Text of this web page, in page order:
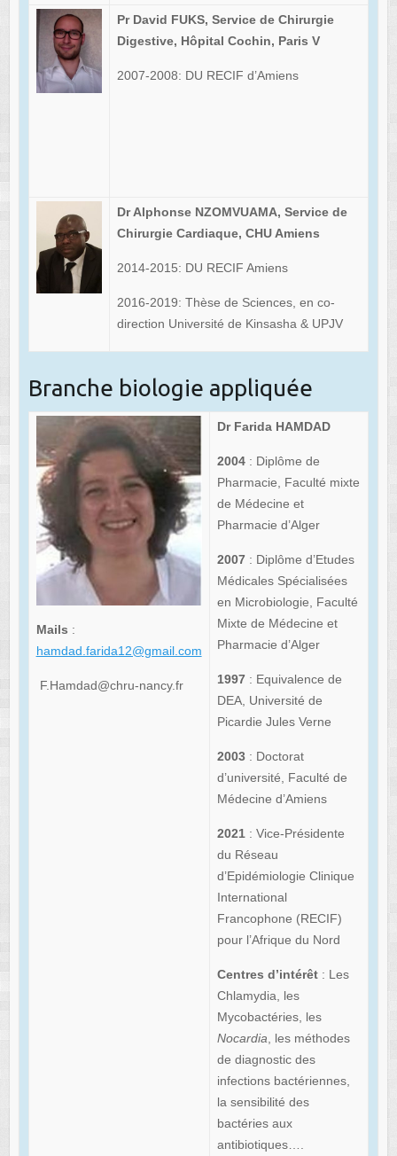
Pr David FUKS, Service de Chirurgie
Digestive, Hôpital Cochin, Paris V
2007-2008: DU RECIF d’Amiens
Dr Alphonse NZOMVUAMA, Service de
Chirurgie Cardiaque, CHU Amiens
2014-2015: DU RECIF Amiens
2016-2019: Thèse de Sciences, en co-
direction Université de Kinsasha & UPJV
Branche biologie appliquée
Mails :
hamdad.farida12@gmail.com
F.Hamdad@chru-nancy.fr
Dr Farida HAMDAD
2004: Diplôme de
Pharmacie, Faculté mixte
de Médecine et
Pharmacie d’Alger
2007: Diplôme d’Etudes
Médicales Spécialisées
en Microbiologie, Faculté
Mixte de Médecine et
Pharmacie d’Alger
1997: Equivalence de
DEA, Université de
Picardie Jules Verne
2003: Doctorat
d’université, Faculté de
Médecine d’Amiens
2021: Vice-Présidente
du Réseau
d’Epidémiologie Clinique
International
Francophone (RECIF)
pour l’Afrique du Nord
Centres d’intérêt : Les
Chlamydia, les
Mycobactéries, les
Nocardia , les méthodes
de diagnostic des
infections bactériennes,
la sensibilité des
bactéries aux
antibiotiques….